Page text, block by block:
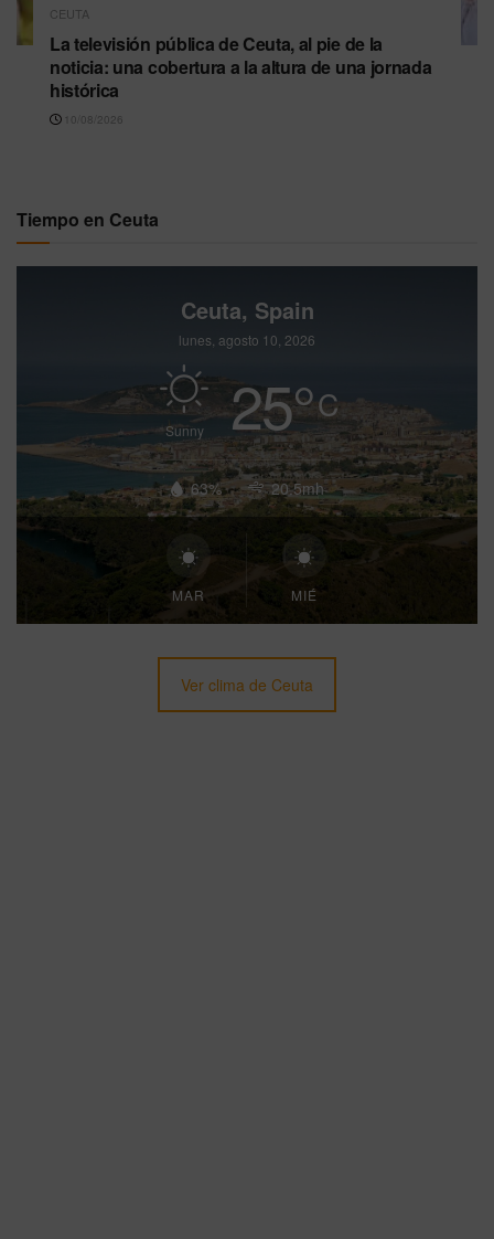
CEUTA
La televisión pública de Ceuta, al pie de la
noticia: una cobertura a la altura de una jornada
histórica
10/08/2026
Tiempo en Ceuta
Ceuta, Spain
lunes, agosto 10, 2026
Sunny 25°C
63% 20.5mh
MAR MIÉ
Ver clima de Ceuta